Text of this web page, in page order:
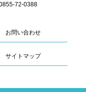
72-0388
お問い合わせ
サイトマップ